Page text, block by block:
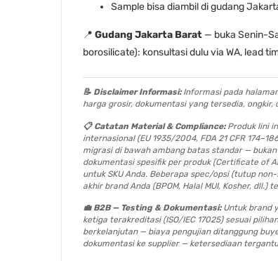
Sample bisa diambil di gudang
📍 Gudang Jakarta Barat — buka Senin-
borosilicate): konsultasi dulu via WA, lead
📝 Disclaimer Informasi:Informasi pada
harga grosir, dokumentasi yang tersedia,
📋 Catatan Material & Compliance:Produk lini
internasional (EU 1935/2004, FDA 21 CFR
migrasi di bawah ambang batas standar —
dokumentasi spesifik per produk (Certificate of
untuk SKU Anda. Beberapa spec/opsi (tutup
akhir brand Anda (BPOM, Halal MUI, Kosher,
💼 B2B — Testing & Dokumentasi:Untuk brand
ketiga terakreditasi (ISO/IEC 17025) sesuai
berkelanjutan — biaya pengujian ditanggung
dokumentasi ke supplier — ketersediaan